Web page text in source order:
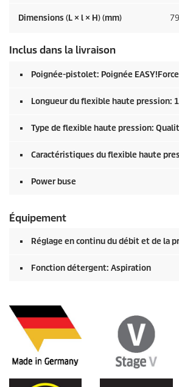
Dimensions (L × l × H) (mm)
Inclus dans la livraison
Poignée-pistolet: Poignée EASY!Force
Longueur du flexible haute pression:
Type de flexible haute pression:
Caractéristiques du flexible haute
Power buse
Équipement
Réglage en continu du débit et de la
Fonction détergent: Aspiration